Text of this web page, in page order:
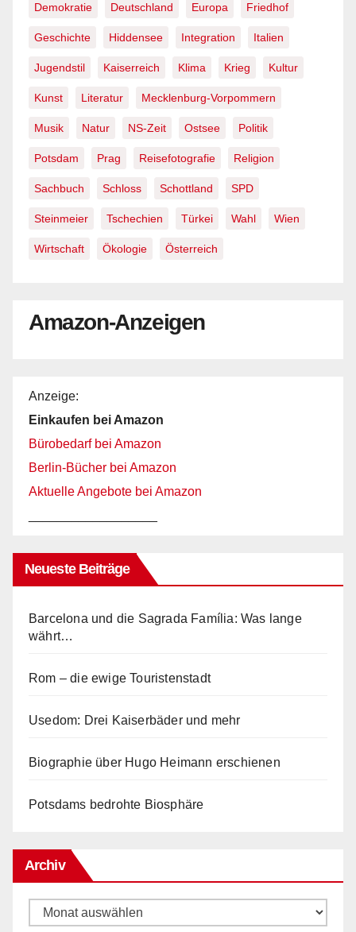
Demokratie Deutschland Europa Friedhof
Geschichte Hiddensee Integration Italien
Jugendstil Kaiserreich Klima Krieg Kultur
Kunst Literatur Mecklenburg-Vorpommern
Musik Natur NS-Zeit Ostsee Politik
Potsdam Prag Reisefotografie Religion
Sachbuch Schloss Schottland SPD
Steinmeier Tschechien Türkei Wahl Wien
Wirtschaft Ökologie Österreich
Amazon-Anzeigen
Anzeige:
Einkaufen bei Amazon
Bürobedarf bei Amazon
Berlin-Bücher bei Amazon
Aktuelle Angebote bei Amazon
Neueste Beiträge
Barcelona und die Sagrada Família: Was lange
währt…
Rom – die ewige Touristenstadt
Usedom: Drei Kaiserbäder und mehr
Biographie über Hugo Heimann erschienen
Potsdams bedrohte Biosphäre
Archiv
Archiv